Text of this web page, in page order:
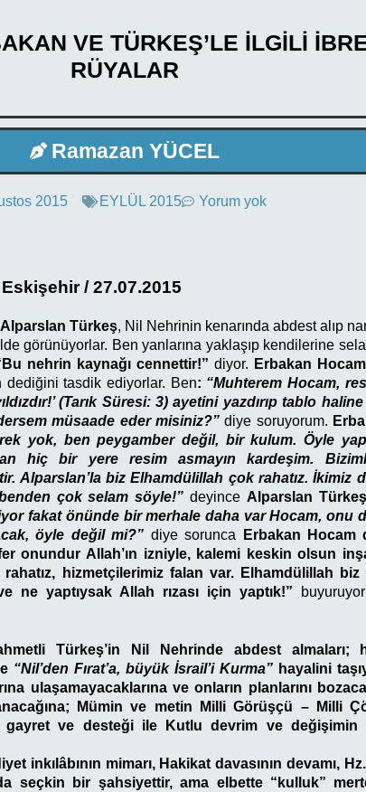
VE TÜRKEŞ’LE İLGİLİ
RÜYALAR
Ramazan YÜCEL
2015 EYLÜL 2015 Yorum yok
/ 27.07.2015
Alparslan Türkeş, Nil Nehrinin kenarında abdest alıp
görünüyorlar. Ben yanlarına yaklaşıp kendilerine
nehrin kaynağı cennettir!” diyor. Erbakan Hocam
dediğini tasdik ediyorlar. Ben: “Muhterem Hocam,
(Tarık Süresi: 3) ayetini yazdırıp tablo
müsaade eder misiniz?”diye soruyorum.
yok, ben peygamber değil, bir kulum. Öyle
hiç bir yere resim asmayın kardeşim.
Alparslan’la biz Elhamdülillah çok rahatız. İkimiz
çok selam söyle!” deyince Alparslan Türkeş
fakat önünde bir merhale daha var Hocam, onu
öyle değil mi?” diye sorunca
Erbakan Hocam
onundur Allah’ın izniyle, kalemi keskin olsun
rahatız, hizmetçilerimiz falan var. Elhamdülillah
ne yaptıysak Allah rızası için yaptık!”
Türkeş’in Nil Nehrinde abdest almaları;
“Nil’den Fırat’a, büyük İsrail’i Kurma” hayalini
ulaşamayacaklarına ve onların planlarını
Mümin ve metin Milli Görüşçü – Milli
ve desteği ile Kutlu devrim ve değişimin
inkılâbının mimarı, Hakikat davasının devamı,
seçkin bir şahsiyettir, ama elbette “kulluk”